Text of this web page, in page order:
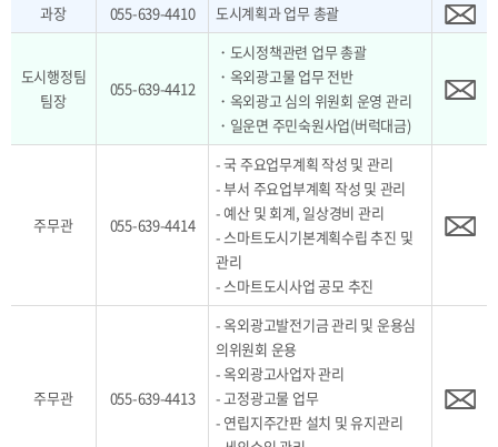
과장
055-639-4410 도시계획과 업무 총괄
도시행정팀
팀장
055-639-4412
・도시정책관련 업무 총괄
・옥외광고물 업무 전반
・옥외광고 심의 위원회 운영 관리
・일운면 주민숙원사업(버럭대금)
주무관 055-639-4414
- 국 주요업무계획 작성 및 관리
- 부서 주요업부계획 작성 및 관리
- 예산 및 회계, 일상경비 관리
- 스마트도시기본계획수립 추진 및
관리
- 스마트도시사업 공모 추진
주무관 055-639-4413
- 옥외광고발전기금 관리 및 운용심
의위원회 운용
- 옥외광고사업자 관리
- 고정광고물 업무
- 연립지주간판 설치 및 유지관리